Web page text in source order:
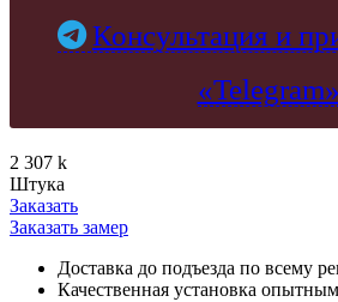
Консультация и
«Telegram»
2 307 k
Штука
Заказать
Заказать замер
Доставка до подъезда по всему
Качественная установка